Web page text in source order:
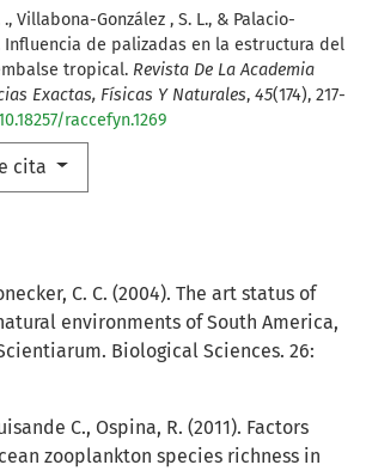
Villabona-González , S. L., & Palacio-
Influencia de palizadas en la estructura del
tropical. Revista De La Academia
Exactas, Físicas Y Naturales, 45(174), 217-
raccefyn.1269
cita
C. C. (2004). The art status of
environments of South America,
Biological Sciences. 26:
C., Ospina, R. (2011). Factors
zooplankton species richness in